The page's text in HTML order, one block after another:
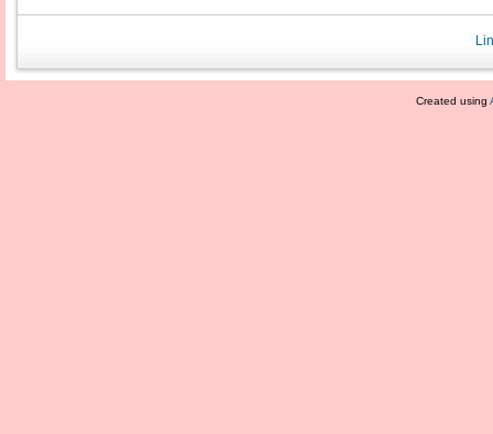
Created using